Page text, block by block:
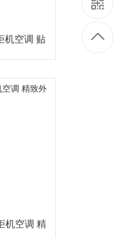
机空调 贴
机空调 精